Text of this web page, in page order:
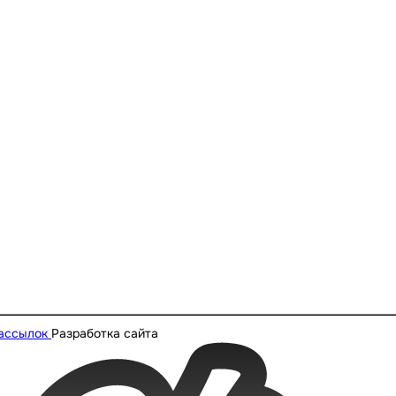
Разработка сайта